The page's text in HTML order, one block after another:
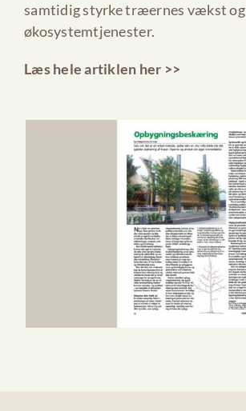
samtidig styrke træernes vækst og
økosystemtjenester.
Læs hele artiklen her >>